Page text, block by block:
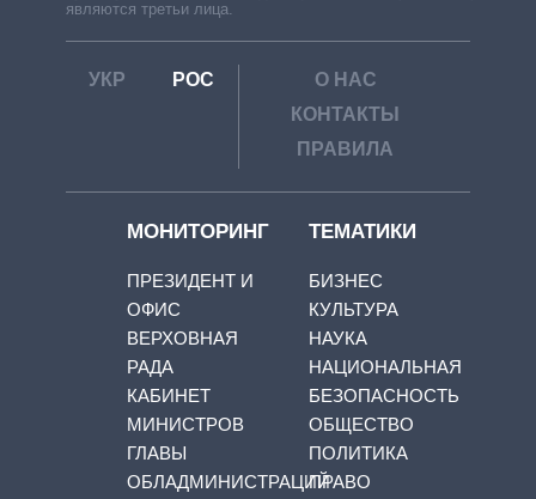
являются третьи лица.
УКР РОС
О НАС
КОНТАКТЫ
ПРАВИЛА
МОНИТОРИНГ
ПРЕЗИДЕНТ И
ОФИС
ВЕРХОВНАЯ
РАДА
КАБИНЕТ
МИНИСТРОВ
ГЛАВЫ
ОБЛАДМИНИСТРАЦИЙ
ТЕМАТИКИ
БИЗНЕС
КУЛЬТУРА
НАУКА
НАЦИОНАЛЬНАЯ
БЕЗОПАСНОСТЬ
ОБЩЕСТВО
ПОЛИТИКА
ПРАВО